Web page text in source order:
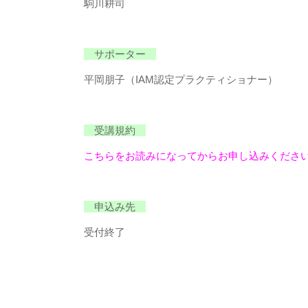
駒川耕司
サポーター
平岡朋子（IAM認定プラクティショナー）
受講規約
こちらをお読みになってからお申し込みくださ
申込み先
受付終了